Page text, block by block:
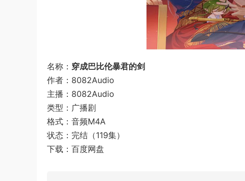
名称： 穿成巴比伦暴君的剑
作者：8082Audio
主播：8082Audio
类型：广播剧
格式：音频M4A
状态：完结（119集）
下载：百度网盘